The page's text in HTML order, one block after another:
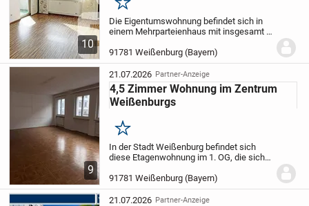
10
Merken
Die Eigentumswohnung befindet sich in
einem Mehrparteienhaus mit insgesamt 8
gehören noch 6 weitere Häuser mit
jeweils 8 Einheiten, sodass sich
insgesamt 56...
91781 Weißenburg (Bayern)
9
21.07.2026 Partner-Anzeige
4,5 Zimmer Wohnung im Zentrum
Weißenburgs
Merken
In der Stadt Weißenburg befindet sich
diese Etagenwohnung im 1. OG, die sich
handwerklichem Geschick eignet. Mit
einer Wohnfläche von rund 120,0 m²
bietet diese...
91781 Weißenburg (Bayern)
21.07.2026 Partner-Anzeige